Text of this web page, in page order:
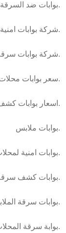
بوابات ضد السرقة للمحلات.
شركة بوابات امنية ضد السرقة.
شركة بوابات سرقة.
سعر بوابات محلات الملابس.
اسعار بوابات كشف سرقة.
بوابات ملابس.
بوابات امنية لمحلات الملابس.
بوابات كشف سرقة الملابس.
بوابات سرقة الملابس.
بوابة سرقة المحلات.